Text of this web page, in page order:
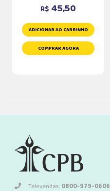
R$ 45,50
ADICIONAR AO CARRINHO
COMPRAR AGORA
Televendas:0800-979-0606